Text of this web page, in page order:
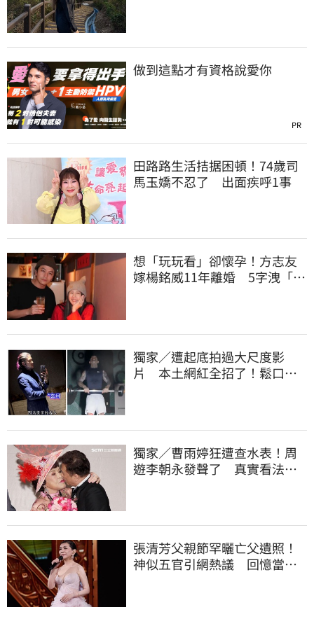
做到這點才有資格說愛你
PR
田路路生活拮据困頓！74歲司
馬玉嬌不忍了 出面疾呼1事
想「玩玩看」卻懷孕！方志友
嫁楊銘威11年離婚 5字洩「分
獨家／遭起底拍過大尺度影
片 本土網紅全招了！鬆口下
獨家／曹雨婷狂遭查水表！周
遊李朝永發聲了 真實看法曝
張清芳父親節罕曬亡父遺照！
神似五官引網熱議 回憶當年